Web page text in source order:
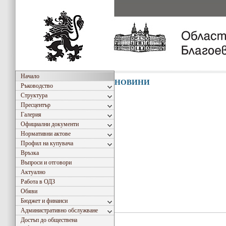
Начало
Ръководство
Структура
Пресцентър
Галерия
Официални документи
Нормативни актове
Профил на купувача
Връзка
Въпроси и отговори
Актуално
Работа в ОДЗ
Обяви
Бюджет и финанси
Административно обслужване
Достъп до обществена
НОВИНИ